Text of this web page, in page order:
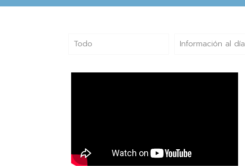
Todo Información al día